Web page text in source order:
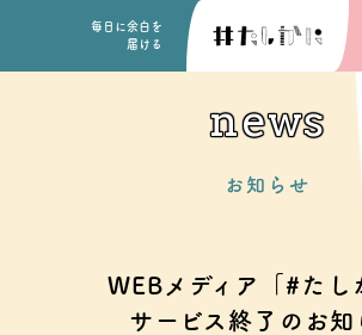
毎日に余白を
届ける
news
お知らせ
WEBメディア「#たし
サービス終了のお知